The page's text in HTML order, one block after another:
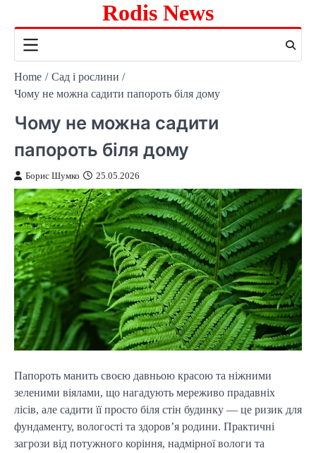
content
Rodis News
Home
Сад і рослини
Чому не можна садити папороть біля дому
Чому не можна садити
папороть біля дому
Борис Шумко 25.05.2026
Папороть манить своєю давньою красою та ніжними
зеленими віялами, що нагадують мереживо прадавніх
лісів, але садити її просто біля стін будинку — це ризик для
фундаменту, вологості та здоров’я родини. Практичні
загрози від потужного коріння, надмірної вологи та